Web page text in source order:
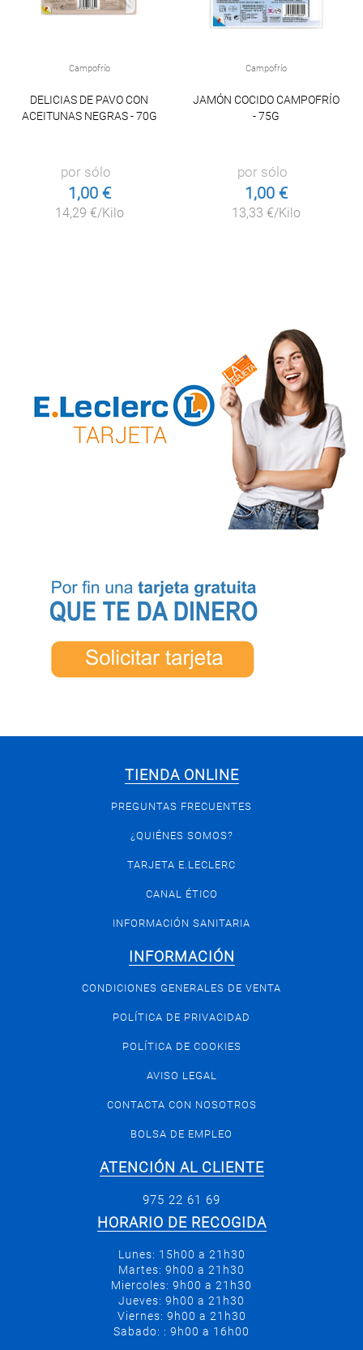
Campofrío
DELICIAS DE PAVO CON
ACEITUNAS NEGRAS - 70G
por sólo
1,00 €
14,29 €/Kilo
Campofrío
JAMÓN COCIDO CAMPOFRÍO
- 75G
por sólo
1,00 €
13,33 €/Kilo
TIENDA ONLINE
PREGUNTAS FRECUENTES
¿QUIÉNES SOMOS?
TARJETA E.LECLERC
CANAL ÉTICO
INFORMACIÓN SANITARIA
INFORMACIÓN
CONDICIONES GENERALES DE VENTA
POLÍTICA DE PRIVACIDAD
POLÍTICA DE COOKIES
AVISO LEGAL
CONTACTA CON NOSOTROS
BOLSA DE EMPLEO
ATENCIÓN AL CLIENTE
975 22 61 69
HORARIO DE RECOGIDA
Lunes: 15h00 a 21h30
Martes: 9h00 a 21h30
Miercoles: 9h00 a 21h30
Jueves: 9h00 a 21h30
Viernes: 9h00 a 21h30
Sabado: : 9h00 a 16h00